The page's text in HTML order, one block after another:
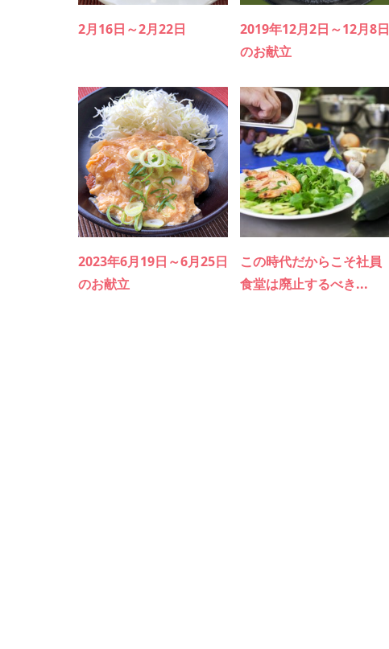
2月16日～2月22日
2019年12月2日～12月8日
のお献立
2023年6月19日～6月25日
のお献立
この時代だからこそ社員
食堂は廃止するべき...